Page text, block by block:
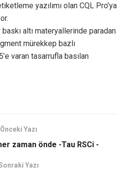
yazılımı olan CQL Pro’ya
altı materyallerinde paradan
mürekkep bazlı
varan tasarrufla basılan
Önceki Yazı
zaman önde -Tau RSCi -
Yazı